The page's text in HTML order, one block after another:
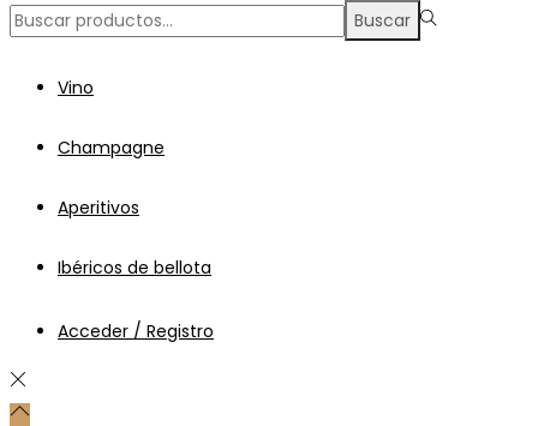
Búsqueda
Buscar
Vino
Champagne
Aperitivos
Ibéricos de bellota
Acceder / Registro